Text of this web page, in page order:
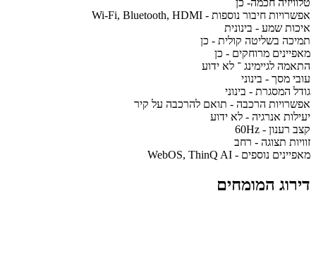
אפשרויות חיבור נוספות - Wi-Fi, Bluetooth, HDMI
איכות שמע - בינונית
תמיכה בשליטה קולית - כן
מאפיינים מרוחקים - כן
התאמה לגיימינג ־ לא ידוע
עובי מסך - בינוני
גודל המסגרת - בינוני
אפשרויות הרכבה - תואם להרכבה על קיר
יעילות אנרגיה - לא ידוע
קצב רענון - 60Hz
זוויות תצוגה - רחב
מאפיינים נוספים - WebOS, ThinQ AI
דירוג המומחים